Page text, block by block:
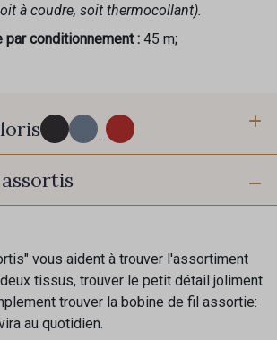
à coudre, soit thermocollant).
par conditionnement : 45 m;
...
59 - Beige Taupe
vous aident à trouver l'assortiment
tissus, trouver le petit détail joliment
trouver la bobine de fil assortie:
au quotidien.
: 10% offerts sur votre
commande !